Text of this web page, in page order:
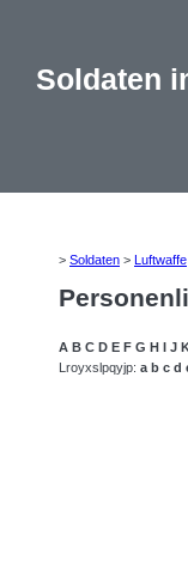
Soldaten
> Soldaten > Luftwaffe
A B C D E F G H I J
Lroyxslpqyjp: a b c d